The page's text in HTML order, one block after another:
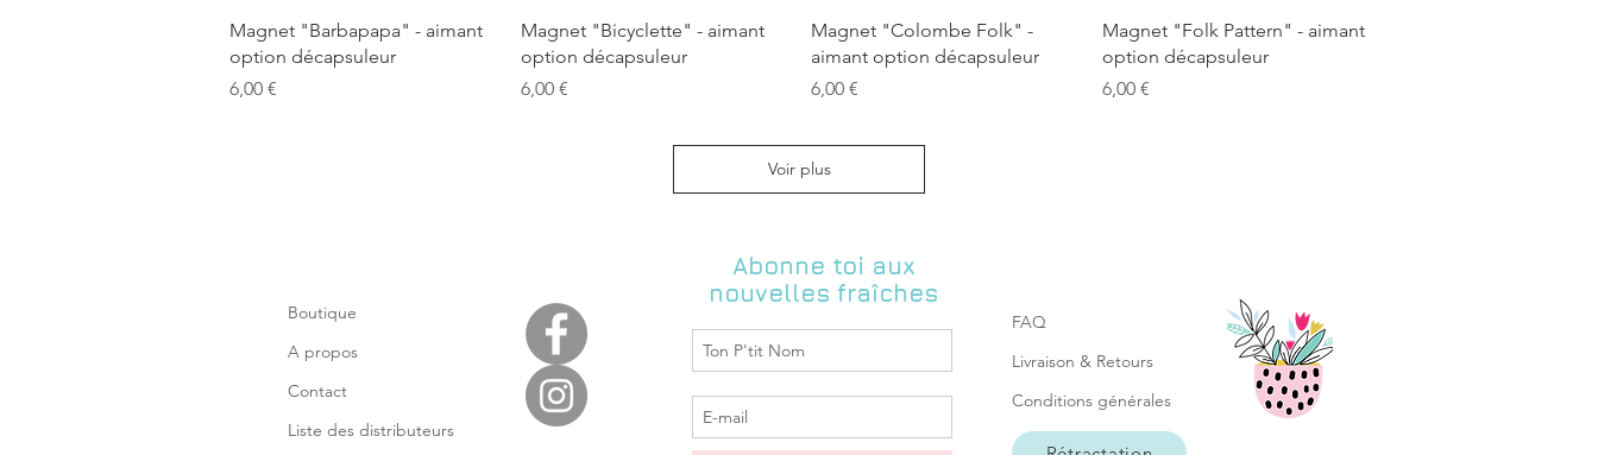
Aperçu rapide
Magnet "Barbapapa" - aimant
option décapsuleur
Prix
6,00 €
Aperçu rapide
Magnet "Bicyclette" - aimant
option décapsuleur
Prix
6,00 €
Aperçu rapide
Magnet "Colombe Folk" -
aimant option décapsuleur
Prix
6,00 €
Aperçu rapide
Magnet "Folk Pattern" - aimant
option décapsuleur
Prix
6,00 €
Voir plus
Boutique
A propos
Contact
Liste des distributeurs
Abonne toi aux
nouvelles fraîches
FAQ
Livraison & Retours
Conditions générales